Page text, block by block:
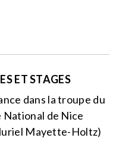
ET STAGES
dans la troupe du
de Nice
Mayette-Holtz)